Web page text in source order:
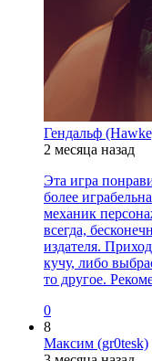
Гендальф
2 месяца назад
Эта игра
более
механик
всегда,
издателя.
кучу, либо
то другое.
0
8
Максим (gr0tesk)